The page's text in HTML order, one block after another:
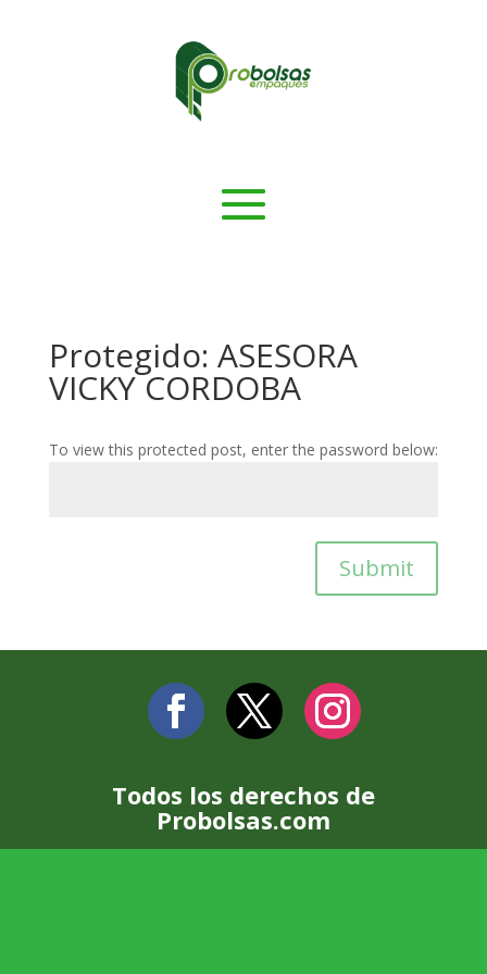
Protegido: ASESORA
VICKY CORDOBA
To view this protected post, enter the password below:
Submit
Todos los derechos de
Probolsas.com